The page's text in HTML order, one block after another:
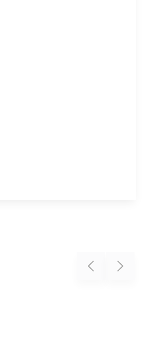
Previous Next